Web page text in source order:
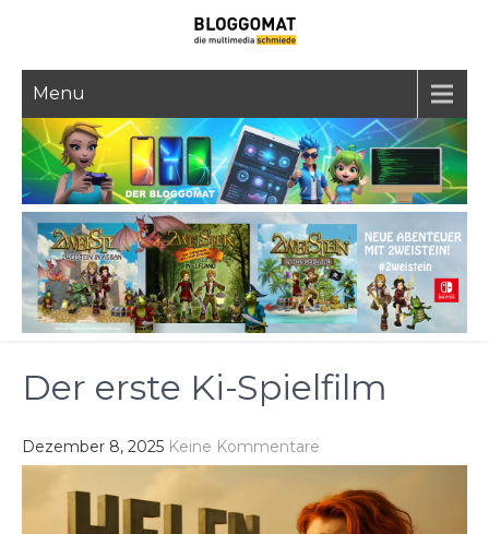
Menu
Der erste Ki-Spielfilm
Dezember 8, 2025 Keine Kommentare